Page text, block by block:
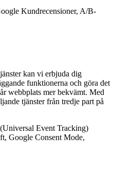
Kundrecensioner, A/B-
kan vi erbjuda dig
funktionerna och göra det
webbplats mer bekvämt. Med
tjänster från tredje part på
Event Tracking)
Google Consent Mode,